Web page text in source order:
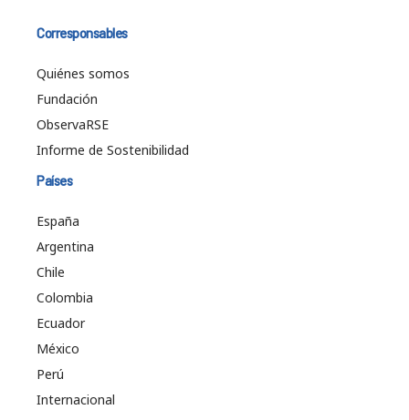
Corresponsables
Quiénes somos
Fundación
ObservaRSE
Informe de Sostenibilidad
Países
España
Argentina
Chile
Colombia
Ecuador
México
Perú
Internacional